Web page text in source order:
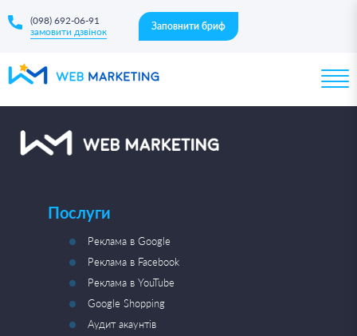
(098) 692-06-91
замовити дзвінок
Заповнити бриф
Послуги
Реклама в Google
Реклама в Facebook
Реклама в YouTube
Google Shopping
Аудит акаунтів